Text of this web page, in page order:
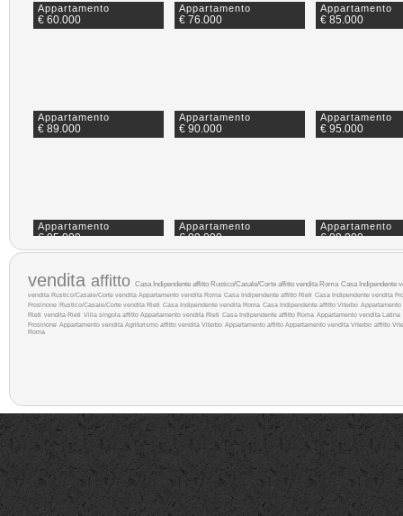
Appartamento
€ 60.000
Appartamento
€ 76.000
Appartamento
€ 85.000
Appartamento
€ 89.000
Appartamento
€ 90.000
Appartamento
€ 95.000
Appartamento
€ 95.000
Appartamento
€ 99.000
Appartamento
€ 99.000
Appartamento
Appartamento
€ 115.000
Villa a schiera
€ 119.000
Appartamento
€ 119.000
vendita affitto Casa Indipendente affitto Rustico/Casale/Corte affitto vendita Roma Casa Indipendente
vendita Rustico/Casale/Corte vendita Appartamento vendita Roma Casa Indipendente affitto Rieti Casa Indipendente vendita
Frosinone Rustico/Casale/Corte vendita Rieti Casa Indipendente vendita Roma Casa Indipendente affitto Viterbo Appartamento
Rieti vendita Rieti Villa singola affitto Appartamento vendita Rieti Casa Indipendente affitto Roma Appartamento vendita Latina
Frosinone Appartamento vendita Agriturismo affitto vendita Viterbo Appartamento affitto Appartamento vendita Viterbo affitto
Roma